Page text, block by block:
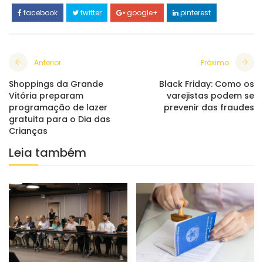
facebook twitter google+ pinterest
Anterior
Shoppings da Grande
Vitória preparam
programação de lazer
gratuita para o Dia das
Crianças
Próximo
Black Friday: Como os
varejistas podem se
prevenir das fraudes
Leia também